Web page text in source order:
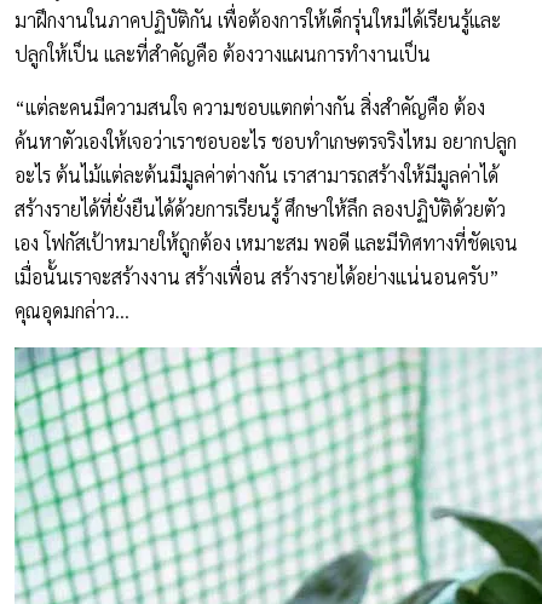
มาฝึกงานในภาคปฏิบัติกัน เพื่อต้องการให้เด็กรุ่นใหม่ได้เรียนรู้และ
ปลูกให้เป็น และที่สำคัญคือ ต้องวางแผนการทำงานเป็น
“แต่ละคนมีความสนใจ ความชอบแตกต่างกัน สิ่งสำคัญคือ ต้อง
ค้นหาตัวเองให้เจอว่าเราชอบอะไร ชอบทำเกษตรจริงไหม อยากปลูก
อะไร ต้นไม้แต่ละต้นมีมูลค่าต่างกัน เราสามารถสร้างให้มีมูลค่าได้
สร้างรายได้ที่ยั่งยืนได้ด้วยการเรียนรู้ ศึกษาให้ลึก ลองปฏิบัติด้วยตัว
เอง โฟกัสเป้าหมายให้ถูกต้อง เหมาะสม พอดี และมีทิศทางที่ชัดเจน
เมื่อนั้นเราจะสร้างงาน สร้างเพื่อน สร้างรายได้อย่างแน่นอนครับ”
คุณอุดมกล่าว…